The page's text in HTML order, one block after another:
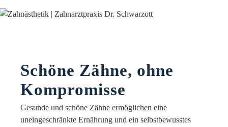
Schöne Zähne, ohne
Kompromisse
Gesunde und schöne Zähne ermöglichen eine
uneingeschränkte Ernährung und ein selbstbewusstes